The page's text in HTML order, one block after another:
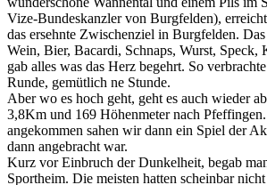
Vize-Bundeskanzler von Burgfelden),
das ersehnte Zwischenziel in Burgfelden.
Wein, Bier, Bacardi, Schnaps, Wurst, Speck,
gab alles was das Herz begehrt. So
Runde, gemütlich ne Stunde.
Aber wo es hoch geht, geht es auch wieder
3,8Km und 169 Höhenmeter nach
angekommen sahen wir dann ein Spiel der
dann angebracht war.
Kurz vor Einbruch der Dunkelheit, begab
Sportheim. Die meisten hatten scheinbar